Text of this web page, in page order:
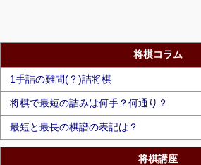
将棋コラム
1手詰の難問(？)詰将棋
将棋で最短の詰みは何手？何通り？
最短と最長の棋譜の表記は？
将棋講座